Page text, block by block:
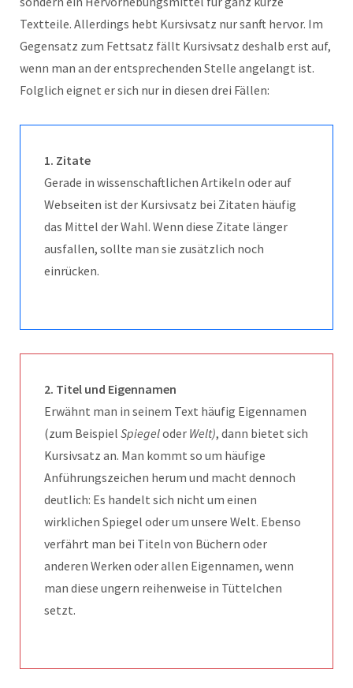
Textteile. Allerdings hebt Kursivsatz nur sanft hervor. Im
Gegensatz zum Fettsatz fällt Kursivsatz deshalb erst auf,
wenn man an der entsprechenden Stelle angelangt ist.
Folglich eignet er sich nur in diesen drei Fällen:
1. Zitate
Gerade in wissenschaftlichen Artikeln oder auf
Webseiten ist der Kursivsatz bei Zitaten häufig
das Mittel der Wahl. Wenn diese Zitate länger
ausfallen, sollte man sie zusätzlich noch
einrücken.
2. Titel und Eigennamen
Erwähnt man in seinem Text häufig Eigennamen
(zum Beispiel Spiegeloder Welt), dann bietet sich
Kursivsatz an. Man kommt so um häufige
Anführungszeichen herum und macht dennoch
deutlich: Es handelt sich nicht um einen
wirklichen Spiegel oder um unsere Welt. Ebenso
verfährt man bei Titeln von Büchern oder
anderen Werken oder allen Eigennamen, wenn
man diese ungern reihenweise in Tüttelchen
setzt.